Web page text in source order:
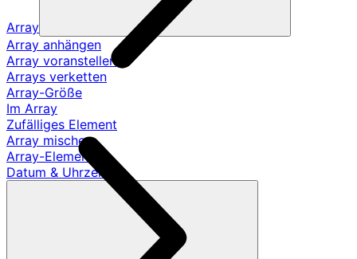
Array
Array anhängen
Array voranstellen
Arrays verketten
Array-Größe
Im Array
Zufälliges Element
Array mischen
Array-Element
Datum & Uhrzeit